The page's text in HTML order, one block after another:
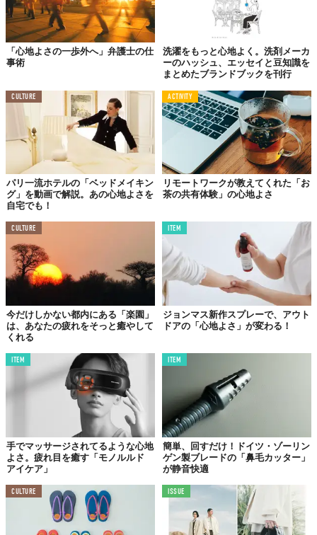
「心地よさの一歩外へ」弁護士の仕
事術
洗濯をもっと心地よく。洗剤メーカ
ーのハッシュ、エッセイと豆知識を
まとめたブランドブックを刊行
CULTURE
パリ一流ホテルの「ベッドメイキン
グ」を動画で解説。あの心地よさを
自宅でも！
ACTIVITY
リモートワークが教えてくれた「お
茶の共有体験」の心地よさ
CULTURE
今だけしかない都内にある「楽園」
は、あなたの疲れをそっと癒やして
くれる
ITEM
ジョンマス新作スプレーで、アウト
ドアの「心地よさ」が変わる！
ITEM
手でマッサージされてるような心地
よさ。疲れ目を癒す「モノルルド
アイケア」
ITEM
簡単、回すだけ！ドイツ・ゾーリン
ゲン製ブレードの「鼻毛カッター」
が静音快適
CULTURE ISSUE